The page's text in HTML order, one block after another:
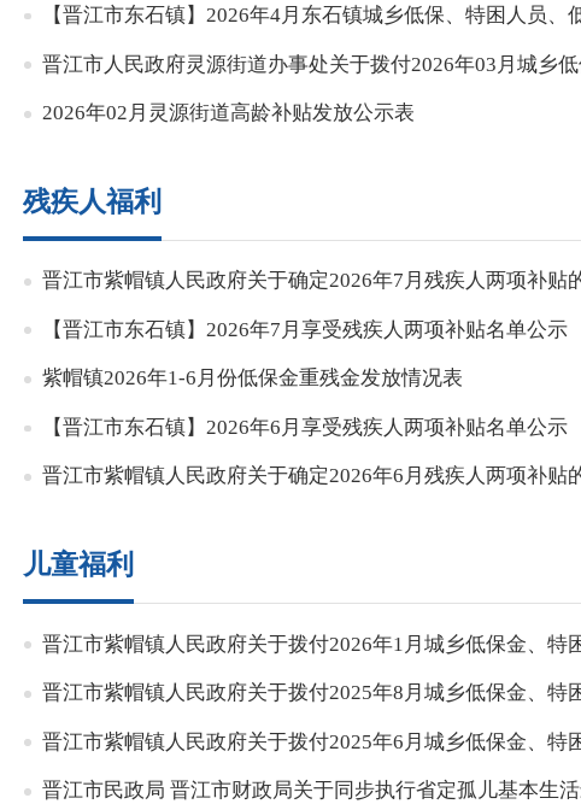
【晋江市东石镇】2026年4月东石镇城乡低保、特困人员、
晋江市人民政府灵源街道办事处关于拨付2026年03月城乡
2026年02月灵源街道高龄补贴发放公示表
残疾人福利
晋江市紫帽镇人民政府关于确定2026年7月残疾人两项补贴
【晋江市东石镇】2026年7月享受残疾人两项补贴名单公示
紫帽镇2026年1-6月份低保金重残金发放情况表
【晋江市东石镇】2026年6月享受残疾人两项补贴名单公示
晋江市紫帽镇人民政府关于确定2026年6月残疾人两项补贴
儿童福利
晋江市紫帽镇人民政府关于拨付2026年1月城乡低保金、
晋江市紫帽镇人民政府关于拨付2025年8月城乡低保金、
晋江市紫帽镇人民政府关于拨付2025年6月城乡低保金、
晋江市民政局 晋江市财政局关于同步执行省定孤儿基本生